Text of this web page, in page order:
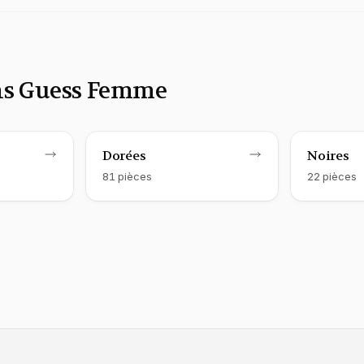
Guess Femme
Montre Guess
Dorées
81 pièces
Montre
Noires
22 pièces